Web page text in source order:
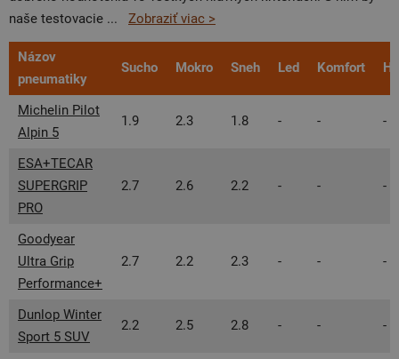
naše testovacie ... Zobraziť viac >
Názov
pneumatiky
Sucho Mokro Sneh Led Komfort
Michelin Pilot
Alpin 5
1.9 2.3 1.8 - - -
ESA+TECAR
SUPERGRIP
PRO
2.7 2.6 2.2 - - -
Goodyear
Ultra Grip
Performance+
2.7 2.2 2.3 - - -
Dunlop Winter
Sport 5 SUV
2.2 2.5 2.8 - - -